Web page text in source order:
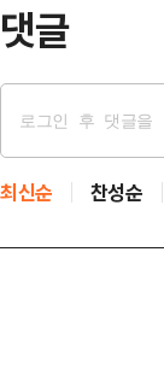
댓글
최신순 찬성순